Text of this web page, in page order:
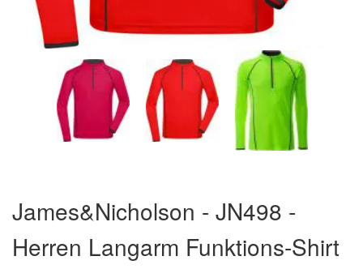
der
Bildergalerie
springen
James&Nicholson - JN498 -
Herren Langarm Funktions-Shirt